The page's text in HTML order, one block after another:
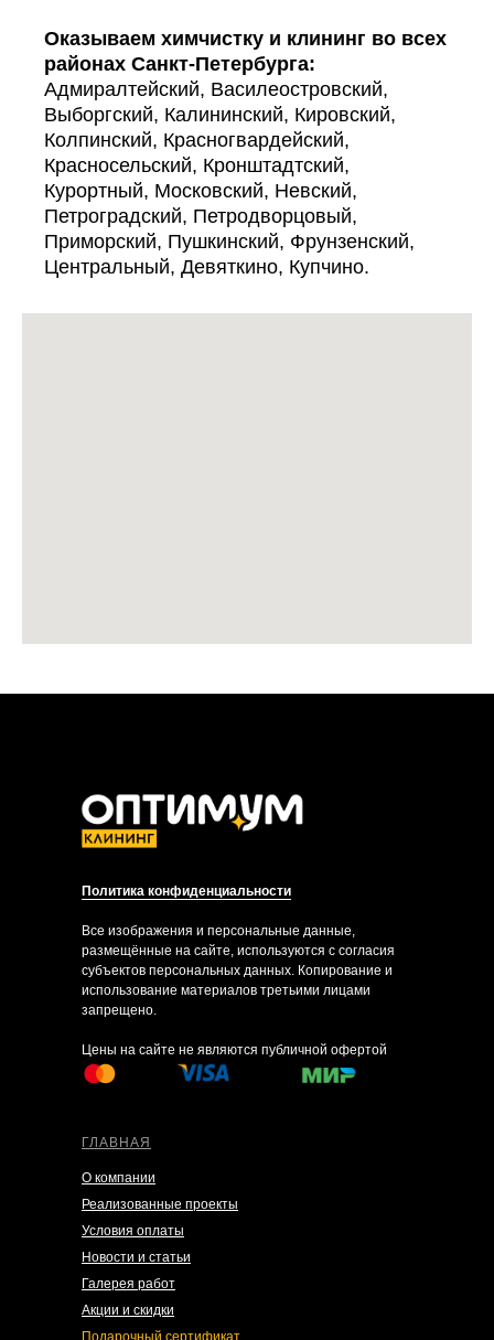
Оказываем химчистку и клининг во всех
районах Санкт-Петербурга:
Адмиралтейский, Василеостровский,
Выборгский, Калининский, Кировский,
Колпинский, Красногвардейский,
Красносельский, Кронштадтский,
Курортный, Московский, Невский,
Петроградский, Петродворцовый,
Приморский, Пушкинский, Фрунзенский,
Центральный, Девяткино, Купчино.
ГЛАВНАЯ
О компании
Реализованные проекты
Условия оплаты
Новости и статьи
Галерея работ
Акции и скидки
Подарочный сертификат
Политика конфиденциальности
Все изображения и персональные данные,
размещённые на сайте, используются с согласия
субъектов персональных данных. Копирование и
использование материалов третьими лицами
запрещено.
Цены на сайте не являются публичной офертой